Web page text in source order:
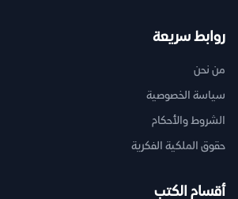
روابط سريعة
من نحن
سياسة الخصوصية
الشروط والأحكام
حقوق الملكية الفكرية
أقسام الكتب